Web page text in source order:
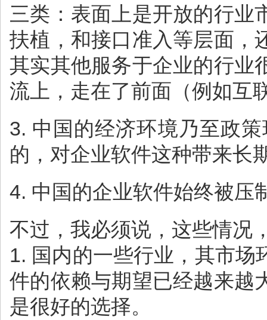
三类：表面上是开放的行业
扶植，和接口准入等层面，
其实其他服务于企业的行业
流上，走在了前面（例如互
3. 中国的经济环境乃至政
的，对企业软件这种带来长
4. 中国的企业软件始终被压
不过，我必须说，这些情况
1. 国内的一些行业，其市
件的依赖与期望已经越来越
是很好的选择。